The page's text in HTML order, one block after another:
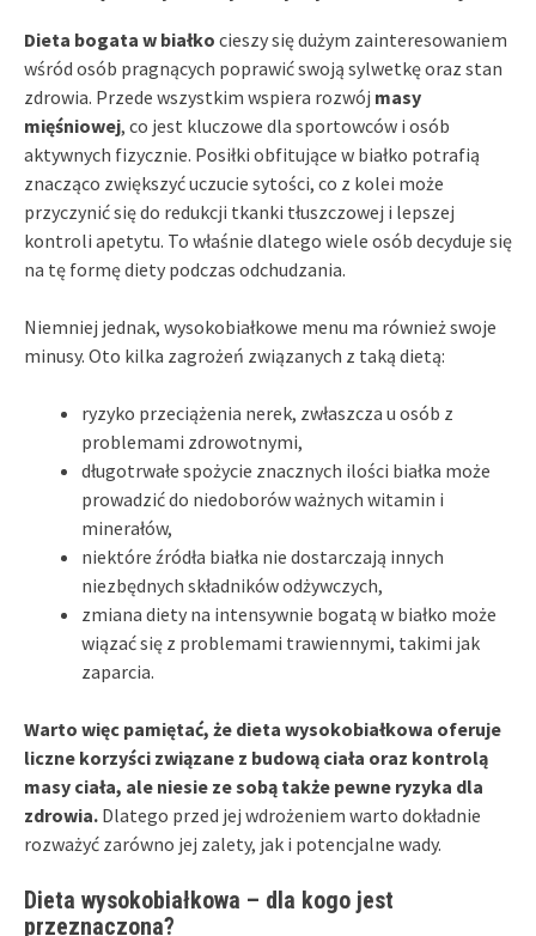
Dieta bogata w białko cieszy się dużym zainteresowaniem
wśród osób pragnących poprawić swoją sylwetkę oraz stan
zdrowia. Przede wszystkim wspiera rozwój masy
mięśniowej, co jest kluczowe dla sportowców i osób
aktywnych fizycznie. Posiłki obfitujące w białko potrafią
znacząco zwiększyć uczucie sytości, co z kolei może
przyczynić się do redukcji tkanki tłuszczowej i lepszej
kontroli apetytu. To właśnie dlatego wiele osób decyduje się
na tę formę diety podczas odchudzania.
Niemniej jednak, wysokobiałkowe menu ma również swoje
minusy. Oto kilka zagrożeń związanych z taką dietą:
ryzyko przeciążenia nerek, zwłaszcza u osób z
problemami zdrowotnymi,
długotrwałe spożycie znacznych ilości białka może
prowadzić do niedoborów ważnych witamin i
minerałów,
niektóre źródła białka nie dostarczają innych
niezbędnych składników odżywczych,
zmiana diety na intensywnie bogatą w białko może
wiązać się z problemami trawiennymi, takimi jak
zaparcia.
Warto więc pamiętać, że dieta wysokobiałkowa oferuje
liczne korzyści związane z budową ciała oraz kontrolą
masy ciała, ale niesie ze sobą także pewne ryzyka dla
zdrowia. Dlatego przed jej wdrożeniem warto dokładnie
rozważyć zarówno jej zalety, jak i potencjalne wady.
Dieta wysokobiałkowa – dla kogo jest
przeznaczona?